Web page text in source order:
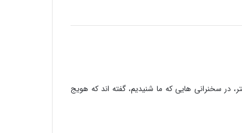
در سخنرانی هایی که ما شنیدیم، گفته اند که هویج